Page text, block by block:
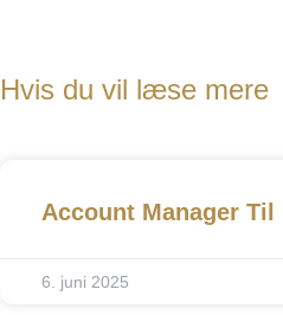
Hvis du vil læse mere
Account Manager
6. juni 2025